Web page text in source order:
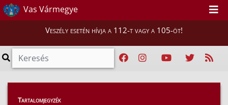
Vas Vármegye
Veszély esetén hívja a 112-t vagy a 105-öt!
Híreink > Hírek
Tartalomjegyzék